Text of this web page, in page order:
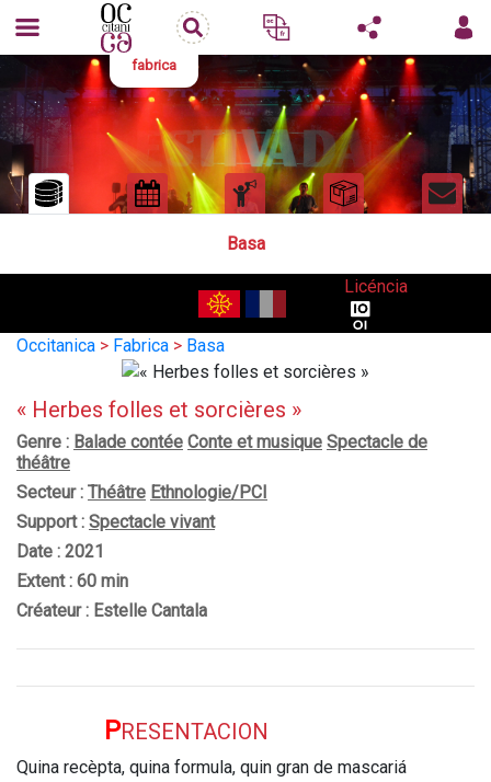
fabrica
Basa
Licéncia
Occitanica > Fabrica > Basa
« Herbes folles et sorcières »
Genre : Balade contée Conte et musique Spectacle de
théâtre
Secteur : Théâtre Ethnologie/PCI
Support : Spectacle vivant
Date : 2021
Extent : 60 min
Créateur : Estelle Cantala
PRESENTACION
Quina recèpta, quina formula, quin gran de mascariá